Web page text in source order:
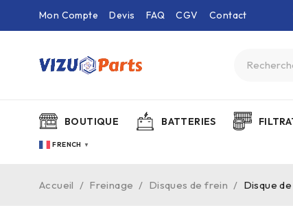
Mon Compte Devis FAQ CGV Contact
BOUTIQUE BATTERIES
FRENCH ▼
Accueil / Freinage / Disques de frein / Disque